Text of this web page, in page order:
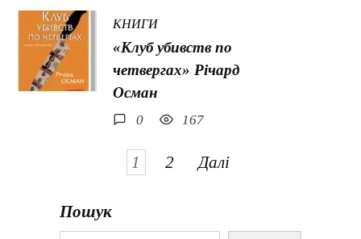
КНИГИ
«Клуб убивств по
четвергах» Річард
Осман
0 167
1 2 Далі
Пошук